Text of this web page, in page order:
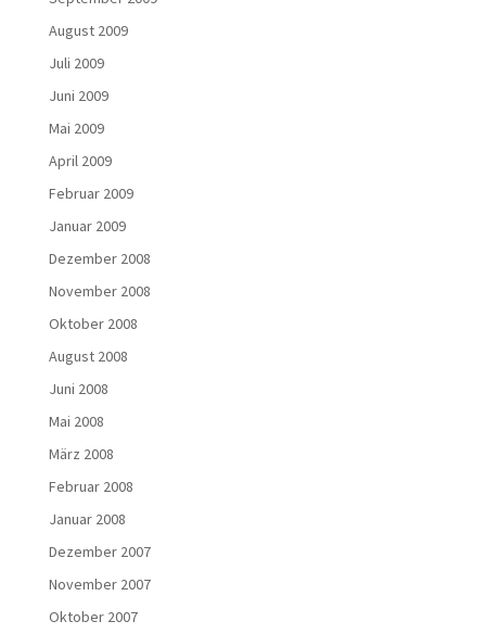
August 2009
Juli 2009
Juni 2009
Mai 2009
April 2009
Februar 2009
Januar 2009
Dezember 2008
November 2008
Oktober 2008
August 2008
Juni 2008
Mai 2008
März 2008
Februar 2008
Januar 2008
Dezember 2007
November 2007
Oktober 2007